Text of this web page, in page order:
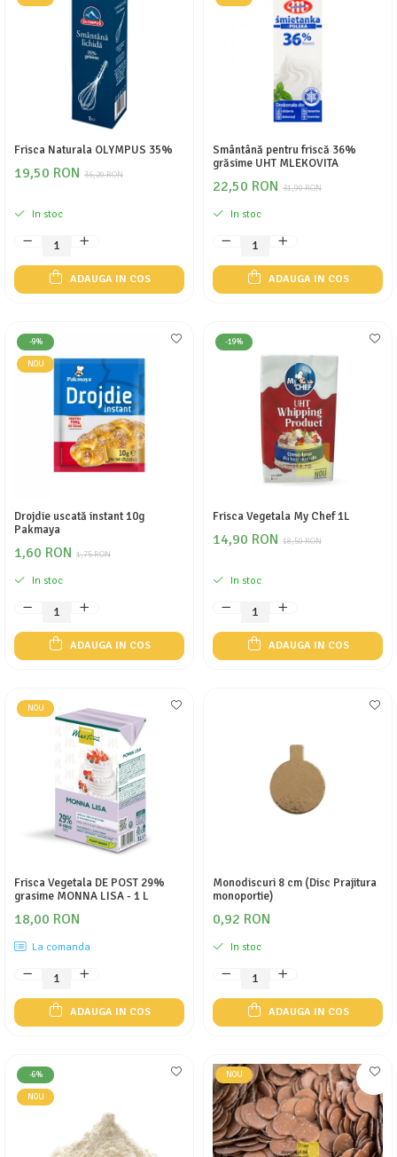
Frisca Naturala OLYMPUS 35%
36,20 RON
19,50 RON
In stoc
ADAUGA IN COS
Smântână pentru friscă 36%
grăsime UHT MLEKOVITA
31,90 RON
22,50 RON
In stoc
ADAUGA IN COS
-9%
NOU
Drojdie uscată instant 10g
Pakmaya
1,75 RON
1,60 RON
In stoc
ADAUGA IN COS
-19%
Frisca Vegetala My Chef 1L
18,50 RON
14,90 RON
In stoc
ADAUGA IN COS
NOU
Frisca Vegetala DE POST 29%
grasime MONNA LISA - 1 L
18,00 RON
La comanda
ADAUGA IN COS
Monodiscuri 8 cm (Disc Prajitura
monoportie)
0,92 RON
In stoc
ADAUGA IN COS
-6%
NOU
NOU